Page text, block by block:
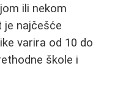
ili nekom
najčešće
varira od 10 do
škole i